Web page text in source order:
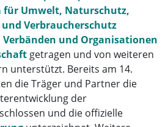
Umwelt, Naturschutz,
Verbraucherschutz
Verbänden und Organisationen
getragen und von weiteren
unterstützt. Bereits am 14.
die Träger und Partner die
der
und die offizielle